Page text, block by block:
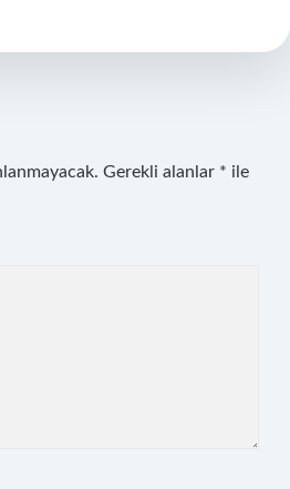
Gerekli alanlar * ile